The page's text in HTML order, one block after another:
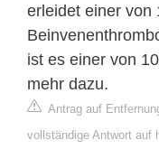
erleidet einer von
ist es einer von
mehr dazu.
Antrag auf
vollständige Antwort auf